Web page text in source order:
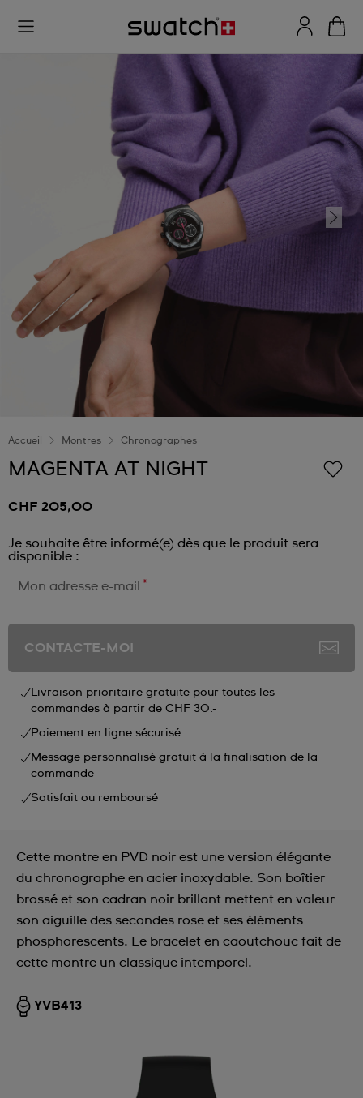
Accueil Montres Chronographes
MAGENTA AT NIGHT
CHF 205,00
Je souhaite être informé(e) dès que le produit sera
disponible :
Mon adresse e-mail *
CONTACTE-MOI
Livraison prioritaire gratuite pour toutes les
commandes à partir de CHF 30.-
Paiement en ligne sécurisé
Message personnalisé gratuit à la finalisation de la
commande
Satisfait ou remboursé
Cette montre en PVD noir est une version élégante
du chronographe en acier inoxydable. Son boîtier
brossé et son cadran noir brillant mettent en valeur
son aiguille des secondes rose et ses éléments
phosphorescents. Le bracelet en caoutchouc fait de
cette montre un classique intemporel.
YVB413